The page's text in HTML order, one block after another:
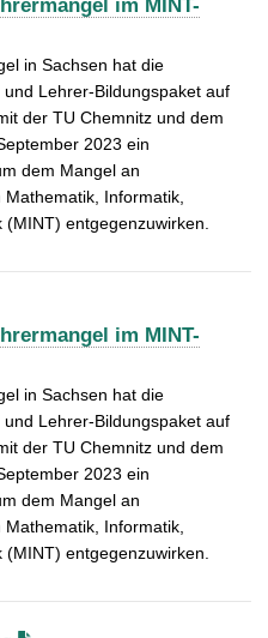
im MINT-
in Sachsen hat die
Lehrer-Bildungspaket auf
der TU Chemnitz und dem
2023 ein
dem Mangel an
Informatik,
entgegenzuwirken.
im MINT-
in Sachsen hat die
Lehrer-Bildungspaket auf
der TU Chemnitz und dem
2023 ein
dem Mangel an
Informatik,
(MINT) entgegenzuwirken.